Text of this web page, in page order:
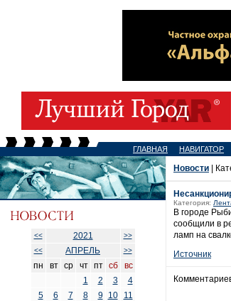
ГЛАВНАЯ НАВИГАТОР
<< 2021
>>
<<
АПРЕЛЬ >>
пн вт ср чт пт сб
вс
1
2 3
4
5
6 7 8 9 10
11
Новости |
Категория:
В городе
сообщили в
ламп на
Источник